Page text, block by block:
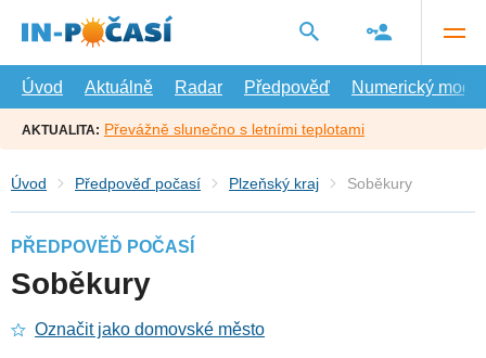
hlavní
Úvod
Aktuálně Radar Předpověď Numerický model
AKTUALITA: Převážně slunečno s letními teplotami
Úvod Předpověď počasí Plzeňský kraj Soběkury
PŘEDPOVĚĎ POČASÍ
Soběkury
Označit jako domovské město